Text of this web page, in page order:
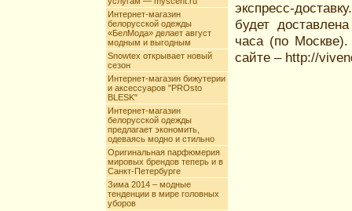
Интернет-магазин
белорусской одежды
«БелМода» делает август
модным и выгодным
Snowtex открывает новый
сезон
Интернет-магазин бижутерии
и аксессуаров "PROsto
BLESK"
Интернет-магазин
белорусской одежды
предлагает экономить,
одеваясь модно и стильно
Оригинальная парфюмерия
мировых брендов теперь и в
Санкт-Петербурге
Зима 2014 – модные
тенденции в мире головных
уборов
экспресс-
будет
часа (по
сайте – http://